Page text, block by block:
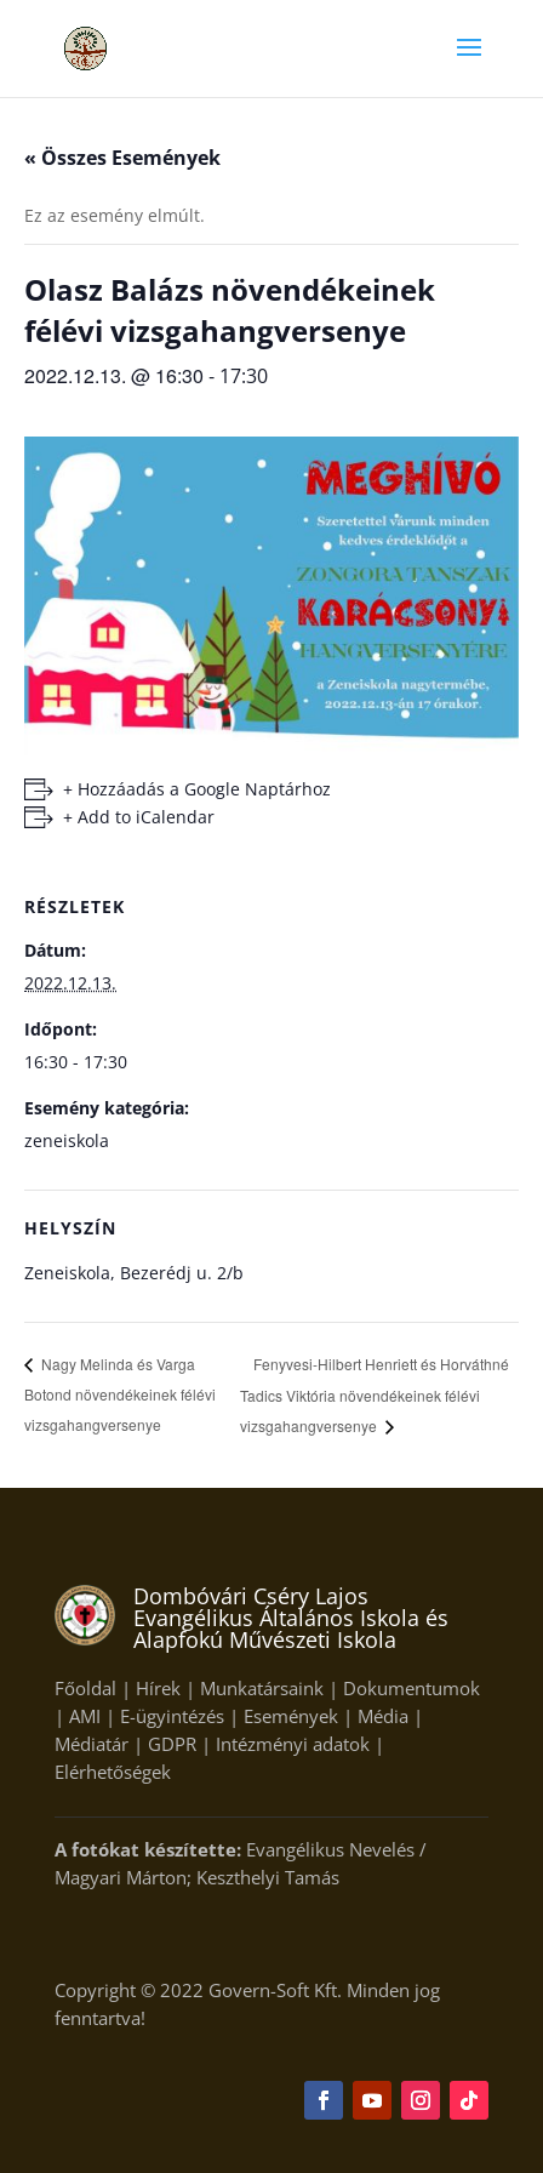
« Összes Események
Ez az esemény elmúlt.
Olasz Balázs növendékeinek
félévi vizsgahangversenye
2022.12.13. @ 16:30 - 17:30
+ Hozzáadás a Google Naptárhoz
+ Add to iCalendar
RÉSZLETEK
Dátum:
2022.12.13.
Időpont:
16:30 - 17:30
Esemény kategória:
zeneiskola
HELYSZÍN
Zeneiskola, Bezerédj u. 2/b
Nagy Melinda és Varga
Botond növendékeinek félévi
vizsgahangversenye
Fenyvesi-Hilbert Henriett és Horváthné
Tadics Viktória növendékeinek félévi
vizsgahangversenye
Dombóvári Cséry Lajos
Evangélikus Általános Iskola és
Alapfokú Művészeti Iskola
Főoldal | Hírek| Munkatársaink| Dokumentumok
| AMI | E-ügyintézés| Események| Média |
Médiatár| GDPR| Intézményi adatok|
Elérhetőségek
A fotókat készítette:Evangélikus Nevelés /
Magyari Márton; Keszthelyi Tamás
Copyright © 2022 Govern-Soft Kft. Minden jog
fenntartva!